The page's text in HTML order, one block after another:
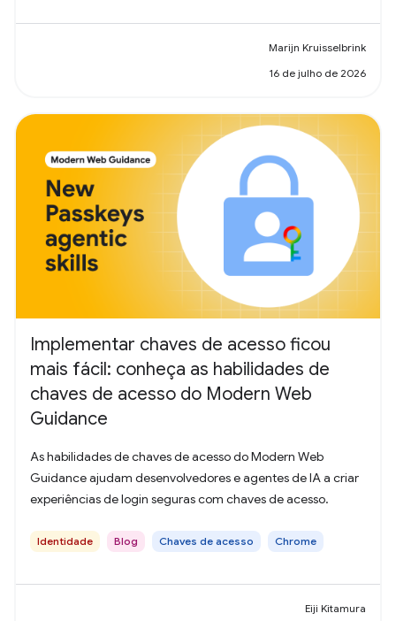
Marijn Kruisselbrink
16 de julho de 2026
Implementar chaves de acesso ficou
mais fácil: conheça as habilidades de
chaves de acesso do Modern Web
Guidance
As habilidades de chaves de acesso do Modern Web
Guidance ajudam desenvolvedores e agentes de IA a criar
experiências de login seguras com chaves de acesso.
Identidade Blog Chaves de acesso Chrome
Eiji Kitamura